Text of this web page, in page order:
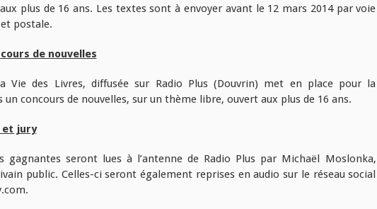
plus de 16 ans. Les textes sont à envoyer avant le 12 mars 2014 par voie
postale.
de nouvelles
Vie des Livres, diffusée sur Radio Plus (Douvrin) met en place pour la
un concours de nouvelles, sur un thème libre, ouvert aux plus de 16 ans.
et jury
gagnantes seront lues à l’antenne de Radio Plus par Michaël Moslonka,
public. Celles-ci seront également reprises en audio sur le réseau social